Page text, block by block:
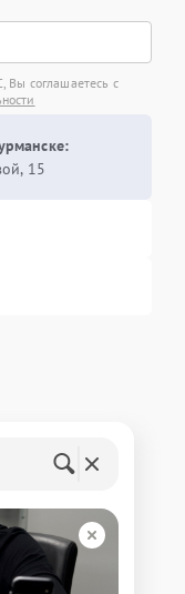
Вы соглашаетесь с
15